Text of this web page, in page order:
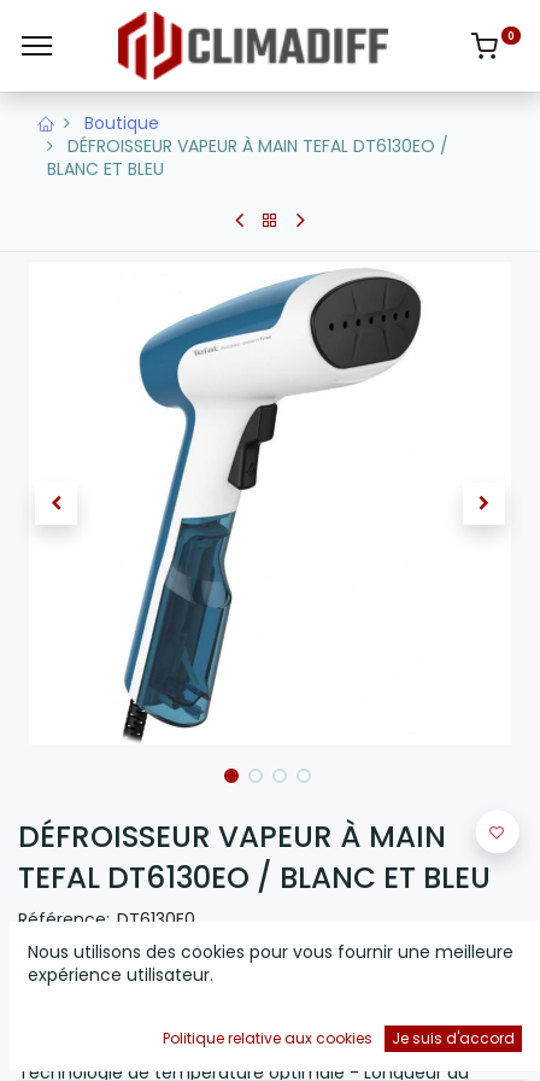
0
Boutique
DÉFROISSEUR VAPEUR À MAIN TEFAL DT6130EO /
BLANC ET BLEU
DÉFROISSEUR VAPEUR À MAIN
TEFAL DT6130EO / BLANC ET BLEU
Référence: DT6130E0
(0 avis)
Capacité du reservoir
70 ml - Taux de vapeur20g /min-
Chauffe extremement rapide - Usage vertical -
Technologie de température optimale - Longueur du
Nous utilisons des cookies pour vous fournir une meilleure
expérience utilisateur.
Politique relative aux cookies Je suis d'accord